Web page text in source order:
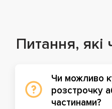
Питання, які
Чи можливо
розстрочку
частинами?